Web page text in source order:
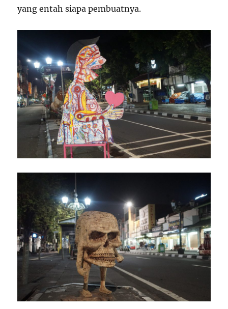
yang entah siapa pembuatnya.